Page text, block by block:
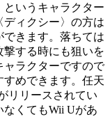
いうキャラクター
ディクシー〉の方は
きます。落ちては
する時にも狙いを
ャラクターですので
めできます。任天
リリースされてい
なくてもWii Uがあ